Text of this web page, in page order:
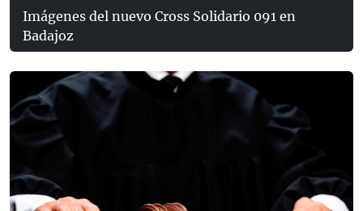
Imágenes del nuevo Cross Solidario 091 en
Badajoz